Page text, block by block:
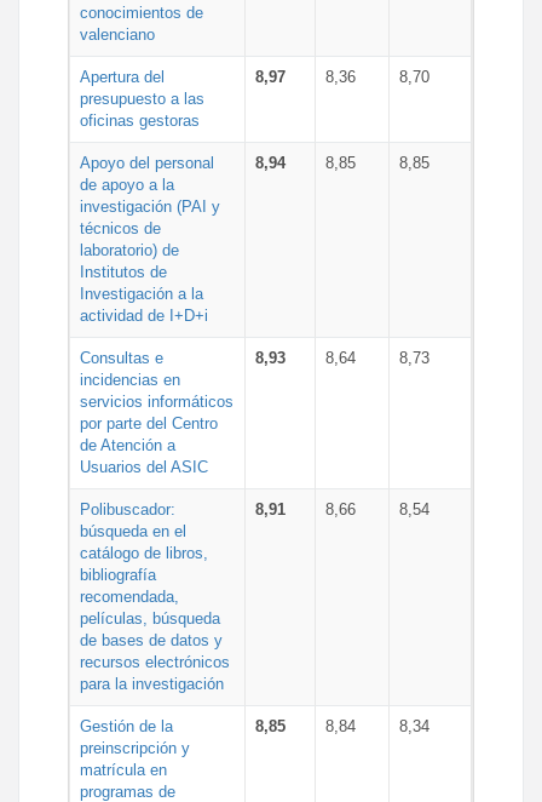
conocimientos de
valenciano
Apertura del
presupuesto a las
oficinas gestoras
8,97 8,36 8,70
Apoyo del personal
de apoyo a la
investigación (PAI y
técnicos de
laboratorio) de
Institutos de
Investigación a la
actividad de I+D+i
8,94 8,85 8,85
Consultas e
incidencias en
servicios informáticos
por parte del Centro
de Atención a
Usuarios del ASIC
8,93 8,64 8,73
Polibuscador:
búsqueda en el
catálogo de libros,
bibliografía
recomendada,
películas, búsqueda
de bases de datos y
recursos electrónicos
para la investigación
8,91 8,66 8,54
Gestión de la
preinscripción y
matrícula en
programas de
8,85 8,84 8,34